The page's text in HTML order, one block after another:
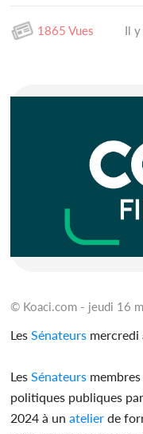
1865 Vues Il y
© Koaci.com - jeudi 16
Les Sénateurs mercredi
Les Sénateurs
politiques publiques
2024 à unatelier de